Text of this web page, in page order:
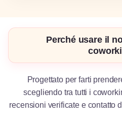
Perché usare il
Progettato per farti
scegliendo tra tutti i
recensioni verificate e contatto